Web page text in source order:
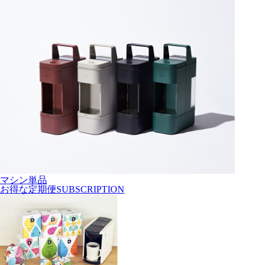
マシン単品
お得な定期便SUBSCRIPTION